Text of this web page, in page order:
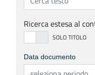
Ricerca estesa al
Data documento